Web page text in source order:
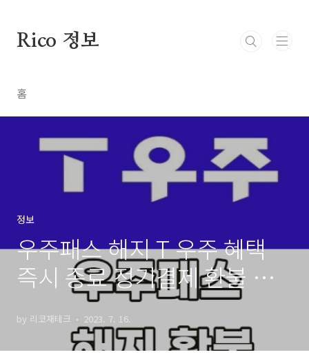
Rico 정보
홈
정보
우주패스 해지 T 우주 혜택
즉시 종료 정기결제 환불 방
법 SKT
by 리코재테크 2023. 7. 16.